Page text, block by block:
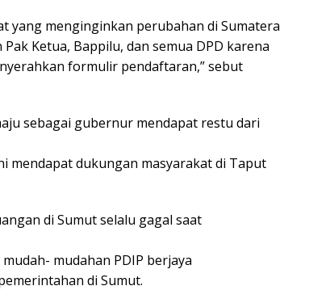
yang menginginkan perubahan di Sumatera
Ketua, Bappilu, dan semua DPD karena
formulir pendaftaran,” sebut
sebagai gubernur mendapat restu dari
mendapat dukungan masyarakat di Taput
di Sumut selalu gagal saat
mudahan PDIP berjaya
di Sumut.